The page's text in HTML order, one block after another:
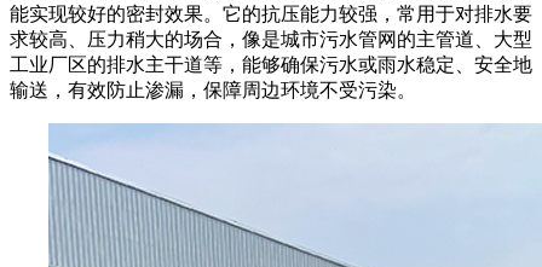
能实现较好的密封效果。它的抗压能力较强，常用于对排水要
求较高、压力稍大的场合，像是城市污水管网的主管道、大型
工业厂区的排水主干道等，能够确保污水或雨水稳定、安全地
输送，有效防止渗漏，保障周边环境不受污染。